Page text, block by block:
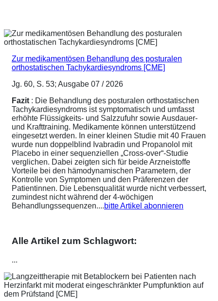
Zur medikamentösen Behandlung des posturalen
orthostatischen Tachykardiesyndroms [CME]
Jg. 60, S. 53; Ausgabe 07 / 2026
Fazit : Die Behandlung des posturalen orthostatischen
Tachykardiesyndroms ist symptomatisch und umfasst
erhöhte Flüssigkeits- und Salzzufuhr sowie Ausdauer-
und Krafttraining. Medikamente können unterstützend
eingesetzt werden. In einer kleinen Studie mit 40 Frauen
wurde nun doppelblind Ivabradin und Propanolol mit
Placebo in einer sequenziellen „Cross-over“-Studie
verglichen. Dabei zeigten sich für beide Arzneistoffe
Vorteile bei den hämodynamischen Parametern, der
Kontrolle von Symptomen und den Präferenzen der
Patientinnen. Die Lebensqualität wurde nicht verbessert,
zumindest nicht während der 4-wöchigen
Behandlungssequenzen....bitte Artikel abonnieren
Alle Artikel zum Schlagwort:
...